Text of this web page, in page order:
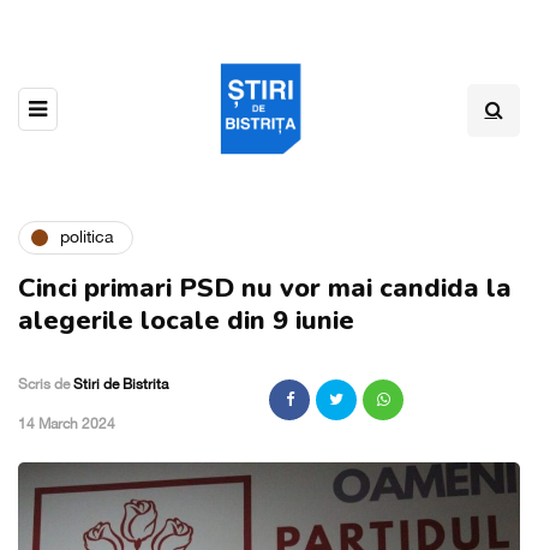
politica
Cinci primari PSD nu vor mai candida la
alegerile locale din 9 iunie
Scris deStiri de Bistrita
,14 March 2024